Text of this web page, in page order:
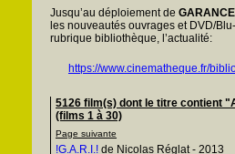
Jusqu’au déploiement de
les nouveautés ouvrages et DVD/
rubrique bibliothèque, l’actualité:
https://www.cinematheque.fr/
5126 film(s) dont le titre contient
(films 1 à 30)
Page suivante
!G.A.R.I.! de Nicolas Réglat - 2013